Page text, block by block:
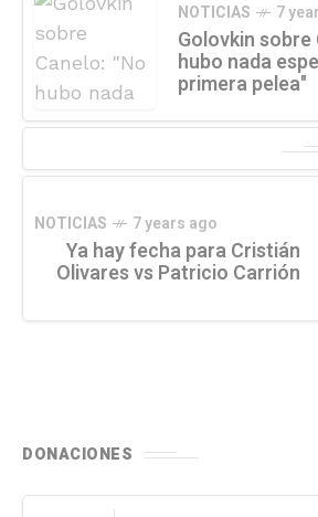
NOTICIAS 7
Golovkin sobre
hubo nada
primera pelea"
NOTICIAS 7 years ago
Ya hay fecha para Cristián
Olivares vs Patricio Carrión
DONACIONES